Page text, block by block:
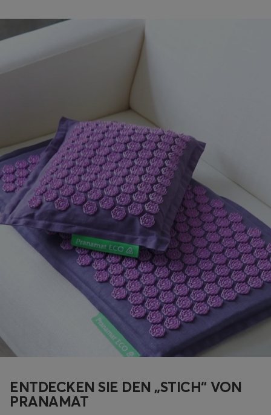
ENTDECKEN SIE DEN „STICH“ VON
PRANAMAT